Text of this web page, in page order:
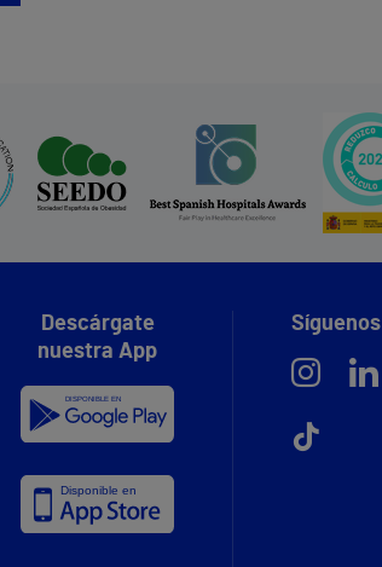
Descárgate
nuestra App
Síguenos